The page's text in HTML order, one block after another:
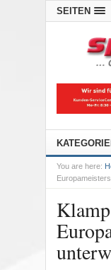
SEITEN
You are here: